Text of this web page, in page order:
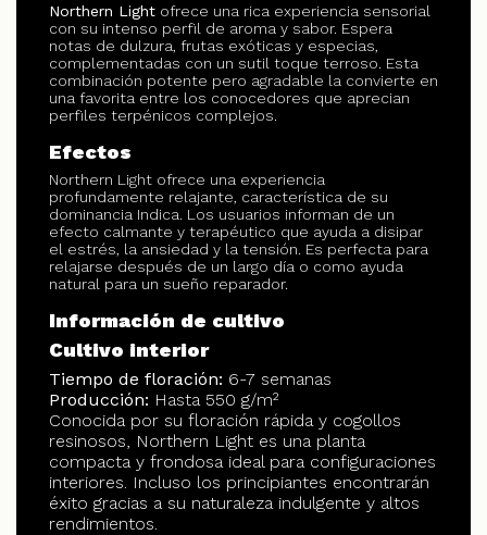
Northern Light ofrece una rica experiencia sensorial
con su intenso perfil de aroma y sabor. Espera
notas de dulzura, frutas exóticas y especias,
complementadas con un sutil toque terroso. Esta
combinación potente pero agradable la convierte en
una favorita entre los conocedores que aprecian
perfiles terpénicos complejos.
Efectos
Northern Light ofrece una experiencia
profundamente relajante, característica de su
dominancia Indica. Los usuarios informan de un
efecto calmante y terapéutico que ayuda a disipar
el estrés, la ansiedad y la tensión. Es perfecta para
relajarse después de un largo día o como ayuda
natural para un sueño reparador.
Información de cultivo
Cultivo interior
Tiempo de floración: 6-7 semanas
Producción: Hasta 550 g/m²
Conocida por su floración rápida y cogollos
resinosos, Northern Light es una planta
compacta y frondosa ideal para configuraciones
interiores. Incluso los principiantes encontrarán
éxito gracias a su naturaleza indulgente y altos
rendimientos.